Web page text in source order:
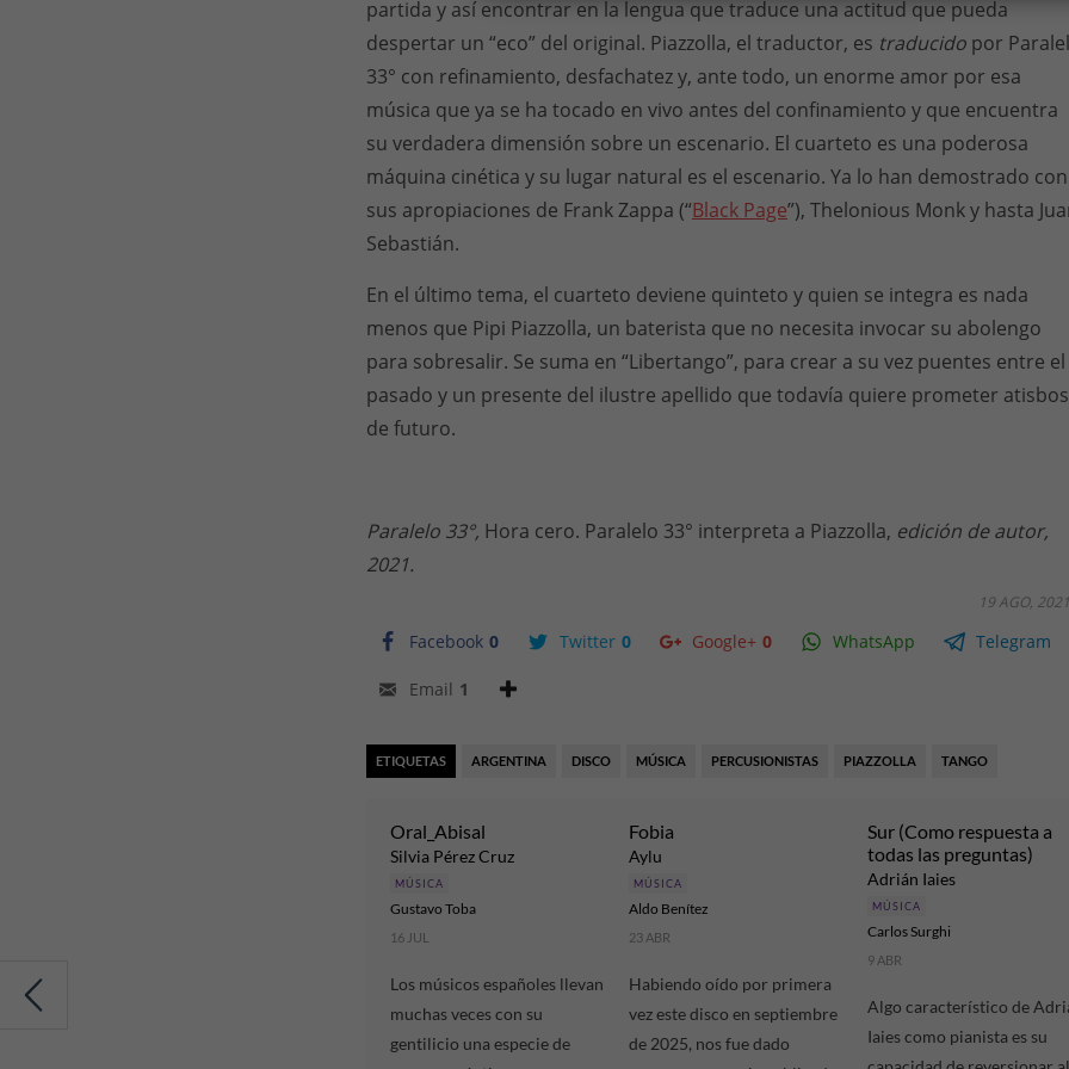
partida y así encontrar en la lengua que traduce una actitud que pueda
despertar un “eco” del original. Piazzolla, el traductor, es traducido por
33° con refinamiento, desfachatez y, ante todo, un enorme amor por esa
música que ya se ha tocado en vivo antes del confinamiento y que encuentra
su verdadera dimensión sobre un escenario. El cuarteto es una poderosa
máquina cinética y su lugar natural es el escenario. Ya lo han demostrado con
sus apropiaciones de Frank Zappa (“Black Page”), Thelonious Monk y hasta
Sebastián.
En el último tema, el cuarteto deviene quinteto y quien se integra es nada
menos que Pipi Piazzolla, un baterista que no necesita invocar su abolengo
para sobresalir. Se suma en “Libertango”, para crear a su vez puentes entre el
pasado y un presente del ilustre apellido que todavía quiere prometer atisbos
de futuro.
Paralelo 33°, Hora cero. Paralelo 33° interpreta a Piazzolla, edición de autor,
2021.
Facebook 0 Twitter 0 Google+ 0 WhatsApp Telegram
Email 1
19 AGO, 2021
ETIQUETAS ARGENTINA DISCO MÚSICA PERCUSIONISTAS PIAZZOLLA TANGO
Oral_Abisal
Silvia Pérez Cruz
MÚSICA
Gustavo Toba
16 JUL
Los músicos españoles llevan
muchas veces con su
gentilicio una especie de
Fobia
Aylu
MÚSICA
Aldo Benítez
23 ABR
Habiendo oído por primera
vez este disco en septiembre
de 2025, nos fue dado
Sur (Como respuesta a
todas las preguntas)
Adrián Iaies
MÚSICA
Carlos Surghi
9 ABR
Algo característico de
Iaies como pianista es su